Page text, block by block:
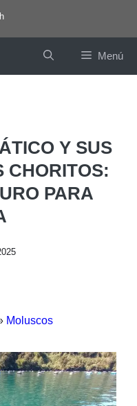
Menú
Y SUS
CHORITOS:
PARA
Moluscos